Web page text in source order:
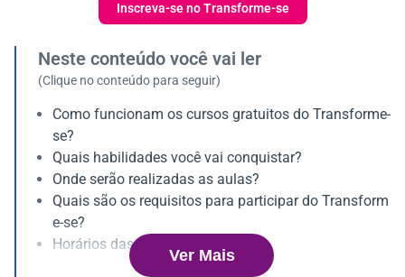
Inscreva-se no Transforme-se
Neste conteúdo você vai ler
(Clique no conteúdo para seguir)
Como funcionam os cursos gratuitos do Transforme-
se?
Quais habilidades você vai conquistar?
Onde serão realizadas as aulas?
Quais são os requisitos para participar do Transform
e-se?
Horários das aulas
Como conseguir o curso com bolsa de estudo?
Ver Mais